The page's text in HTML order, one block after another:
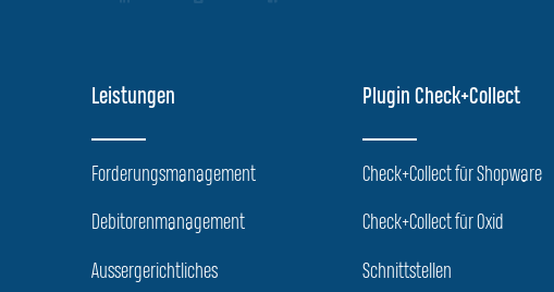
Leistungen
Forderungsmanagement
Debitorenmanagement
Aussergerichtliches
Plugin Check+Collect
Check+Collect für Shopware
Check+Collect für Oxid
Schnittstellen